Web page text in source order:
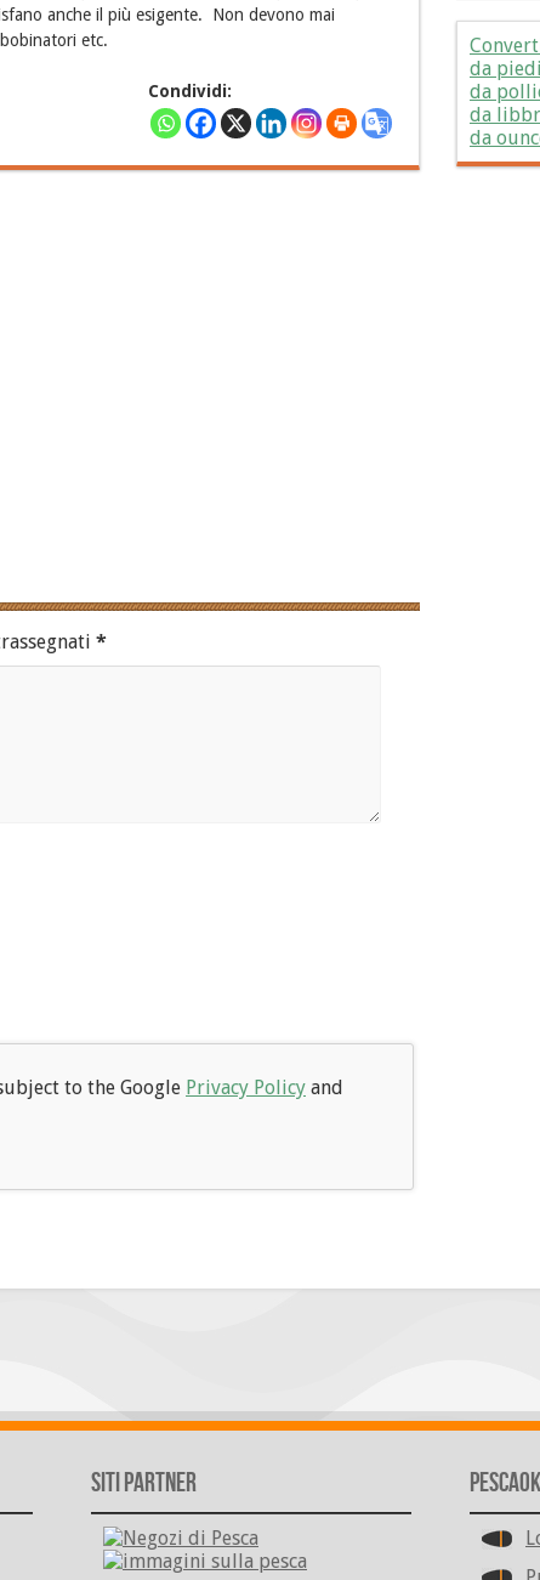
anche il più esigente. Non devono mai
etc.
Condividi:
*
to the Google Privacy Policy and
da
da
da
da
Siti Partner